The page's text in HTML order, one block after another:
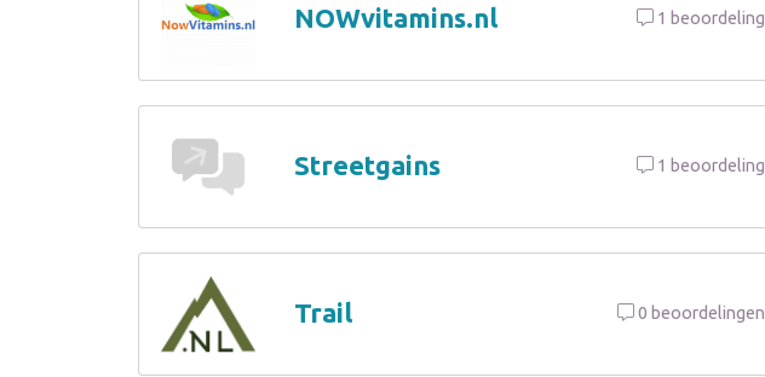
NOWvitamins.nl 1 beoordeling
Streetgains 1 beoordeling
Trail 0 beoordelingen